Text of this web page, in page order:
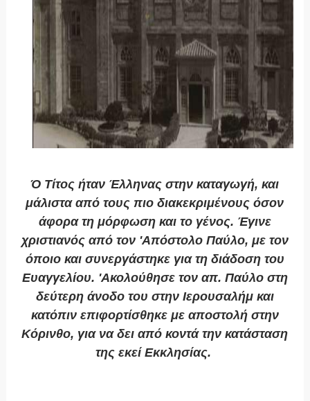
Ό Τίτος ήταν Έλληνας στην καταγωγή, και
μάλιστα από τους πιο διακεκριμένους όσον
άφορα τη μόρφωση και το γένος. Έγινε
χριστιανός από τον 'Απόστολο Παύλο, με τον
όποιο και συνεργάστηκε για τη διάδοση του
Ευαγγελίου. 'Ακολούθησε τον απ. Παύλο στη
δεύτερη άνοδο του στην Ιερουσαλήμ και
κατόπιν επιφορτίσθηκε με αποστολή στην
Κόρινθο, για να δει από κοντά την κατάσταση
της εκεί Εκκλησίας.